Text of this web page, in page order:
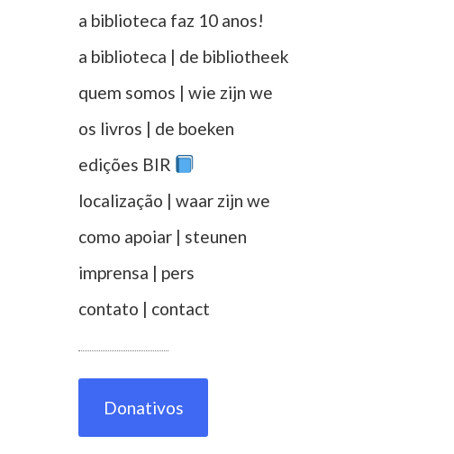
a biblioteca faz 10 anos!
a biblioteca | de bibliotheek
quem somos | wie zijn we
os livros | de boeken
edições BIR
localização | waar zijn we
como apoiar | steunen
imprensa | pers
contato | contact
Donativos